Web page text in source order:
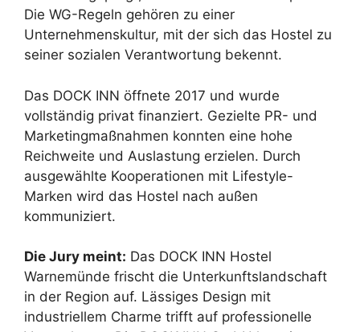
Die WG-Regeln gehören zu einer
Unternehmenskultur, mit der sich das Hostel zu
seiner sozialen Verantwortung bekennt.
Das DOCK INN öffnete 2017 und wurde
vollständig privat finanziert. Gezielte PR- und
Marketingmaßnahmen konnten eine hohe
Reichweite und Auslastung erzielen. Durch
ausgewählte Kooperationen mit Lifestyle-
Marken wird das Hostel nach außen
kommuniziert.
Die Jury meint: Das DOCK INN Hostel
Warnemünde frischt die Unterkunftslandschaft
in der Region auf. Lässiges Design mit
industriellem Charme trifft auf professionelle